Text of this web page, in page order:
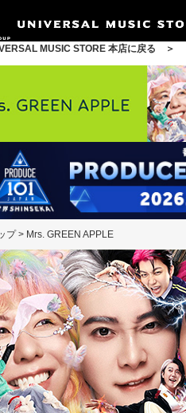
MUSIC STORE 本店に戻る ＞
プ> Mrs. GREEN APPLE